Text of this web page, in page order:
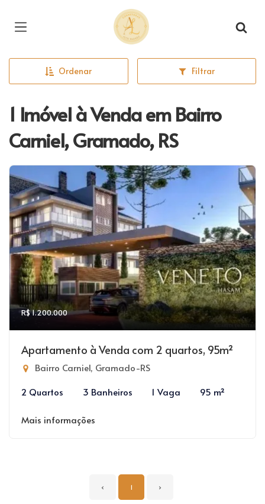
Página inicial
Ordenar Filtrar
1 Imóvel à Venda em Bairro
Carniel, Gramado, RS
R$ 1.200.000
Apartamento à Venda com 2 quartos, 95m²
Bairro Carniel, Gramado-RS
2 Quartos
3 Banheiros 1 Vaga 95 m²
Mais informações
‹ 1 ›